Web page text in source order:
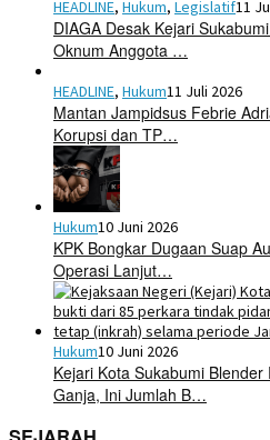
HEADLINE, Hukum, Legislatif11
DIAGA Desak Kejari
Oknum Anggota …
HEADLINE, Hukum11 Juli 2026
Mantan Jampidsus Febrie
Korupsi dan TP…
Hukum10 Juni 2026
KPK Bongkar Dugaan Suap
Operasi Lanjut…
Hukum10 Juni 2026
Kejari Kota Sukabumi
Ganja, Ini Jumlah B…